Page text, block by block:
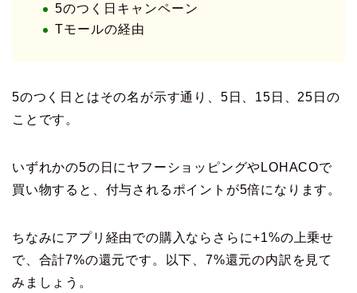
5のつく日キャンペーン
Tモールの経由
5のつく日とはその名が示す通り、5日、15日、25日の
ことです。
いずれかの5の日にヤフーショッピングやLOHACOで
買い物すると、付与されるポイントが5倍になります。
ちなみにアプリ経由での購入ならさらに+1%の上乗せ
で、合計7%の還元です。以下、7%還元の内訳を見て
みましょう。